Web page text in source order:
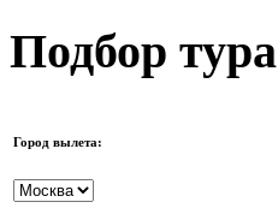
Подбор тура
Город вылета: